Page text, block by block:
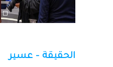
الحقيقة - عسير